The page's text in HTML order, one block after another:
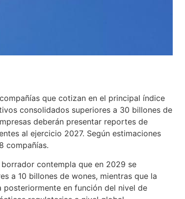
que cotizan en el principal índice
consolidados superiores a 30 billones de
deberán presentar reportes de
al ejercicio 2027. Según estimaciones
compañías.
contempla que en 2029 se
a 10 billones de wones, mientras que la
posteriormente en función del nivel de